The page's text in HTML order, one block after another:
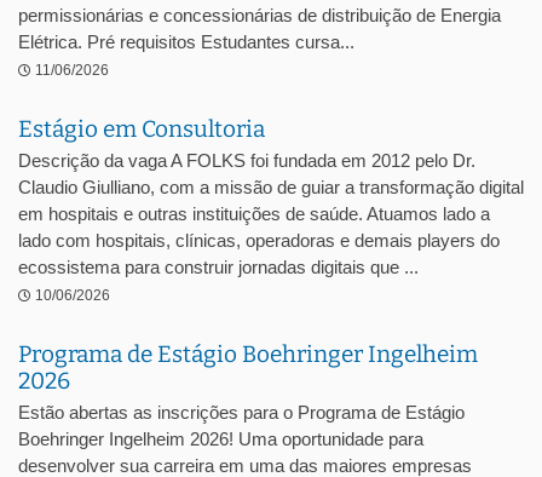
permissionárias e concessionárias de distribuição de Energia
Elétrica. Pré requisitos Estudantes cursa...
11/06/2026
Estágio em Consultoria
Descrição da vaga A FOLKS foi fundada em 2012 pelo Dr.
Claudio Giulliano, com a missão de guiar a transformação digital
em hospitais e outras instituições de saúde. Atuamos lado a
lado com hospitais, clínicas, operadoras e demais players do
ecossistema para construir jornadas digitais que ...
10/06/2026
Programa de Estágio Boehringer Ingelheim
2026
Estão abertas as inscrições para o Programa de Estágio
Boehringer Ingelheim 2026! Uma oportunidade para
desenvolver sua carreira em uma das maiores empresas